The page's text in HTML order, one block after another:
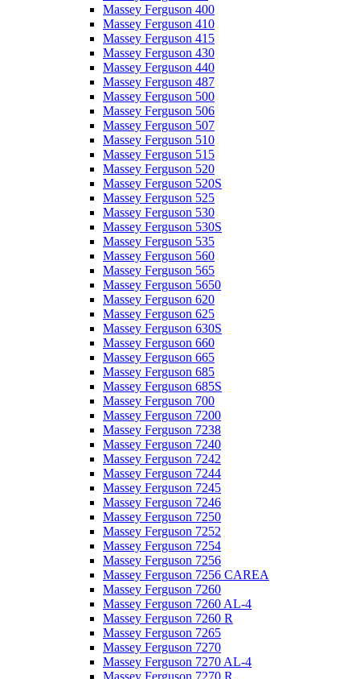
Massey Ferguson 400
Massey Ferguson 410
Massey Ferguson 415
Massey Ferguson 430
Massey Ferguson 440
Massey Ferguson 487
Massey Ferguson 500
Massey Ferguson 506
Massey Ferguson 507
Massey Ferguson 510
Massey Ferguson 515
Massey Ferguson 520
Massey Ferguson 520S
Massey Ferguson 525
Massey Ferguson 530
Massey Ferguson 530S
Massey Ferguson 535
Massey Ferguson 560
Massey Ferguson 565
Massey Ferguson 5650
Massey Ferguson 620
Massey Ferguson 625
Massey Ferguson 630S
Massey Ferguson 660
Massey Ferguson 665
Massey Ferguson 685
Massey Ferguson 685S
Massey Ferguson 700
Massey Ferguson 7200
Massey Ferguson 7238
Massey Ferguson 7240
Massey Ferguson 7242
Massey Ferguson 7244
Massey Ferguson 7245
Massey Ferguson 7246
Massey Ferguson 7250
Massey Ferguson 7252
Massey Ferguson 7254
Massey Ferguson 7256
Massey Ferguson 7256 CAREA
Massey Ferguson 7260
Massey Ferguson 7260 AL-4
Massey Ferguson 7260 R
Massey Ferguson 7265
Massey Ferguson 7270
Massey Ferguson 7270 AL-4
Massey Ferguson 7270 R